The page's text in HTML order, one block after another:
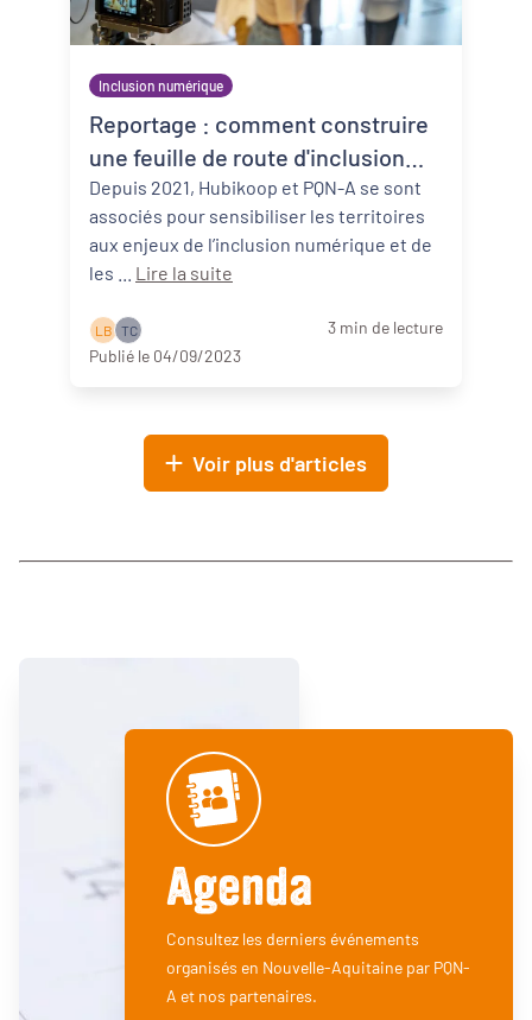
Inclusion numérique
Reportage : comment construire
une feuille de route d'inclusion
numérique ?
Depuis 2021, Hubikoop et PQN-A se sont
associés pour sensibiliser les territoires
aux enjeux de l’inclusion numérique et de
Lire la suite
L B T C
3 min de lecture
Publié le 04/09/2023
Voir plus d'articles
Agenda
Consultez les derniers événements
organisés en Nouvelle-Aquitaine par PQN-
A et nos partenaires.